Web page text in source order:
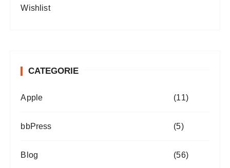
Wishlist
CATEGORIE
Apple (11)
bbPress (5)
Blog (56)